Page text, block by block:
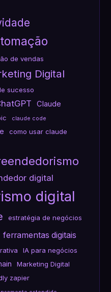
de vendas
Digital
sucesso
Claude
claude code
como usar claude
digital
digital
estratégia de negócios
ferramentas digitais
IA para negócios
Marketing Digital
zapier